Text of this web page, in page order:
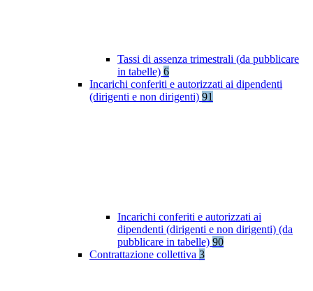
Tassi di assenza trimestrali (da pubblicare
in tabelle) 6
Incarichi conferiti e autorizzati ai dipendenti
(dirigenti e non dirigenti) 91
Incarichi conferiti e autorizzati ai
dipendenti (dirigenti e non dirigenti) (da
pubblicare in tabelle) 90
Contrattazione collettiva 3